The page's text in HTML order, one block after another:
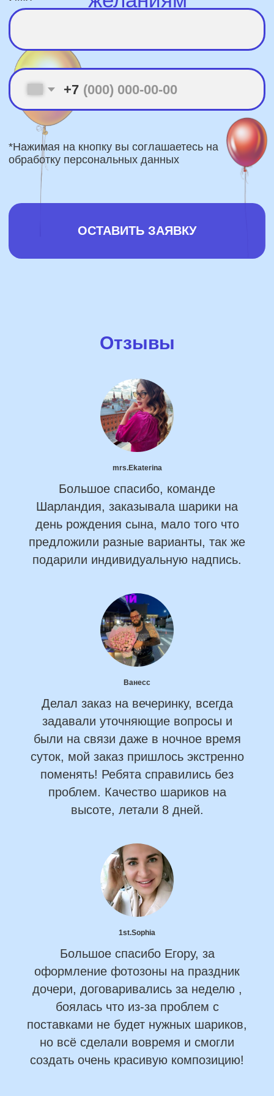
Отзывы
mrs.Ekaterina
Большое спасибо, команде
Шарландия, заказывала шарики на
день рождения сына, мало того что
предложили разные варианты, так же
подарили индивидуальную надпись.
Ванесс
Делал заказ на вечеринку, всегда
задавали уточняющие вопросы и
были на связи даже в ночное время
суток, мой заказ пришлось экстренно
поменять! Ребята справились без
проблем. Качество шариков на
высоте, летали 8 дней.
1st.Sophia
Большое спасибо Егору, за
оформление фотозоны на праздник
дочери, договаривались за неделю ,
боялась что из-за проблем с
поставками не будет нужных шариков,
но всё сделали вовремя и смогли
создать очень красивую композицию!